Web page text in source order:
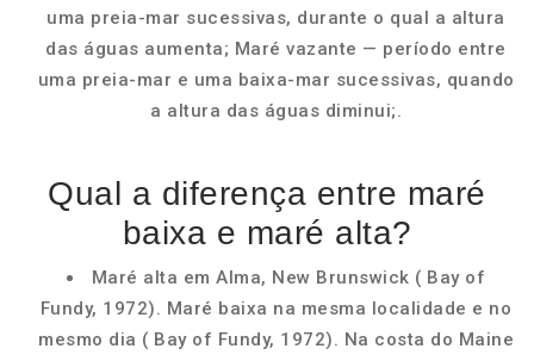
uma preia-mar sucessivas, durante o qual a altura
das águas aumenta; Maré vazante — período entre
uma preia-mar e uma baixa-mar sucessivas, quando
a altura das águas diminui;.
Qual a diferença entre maré
baixa e maré alta?
Maré alta em Alma, New Brunswick ( Bay of
Fundy, 1972). Maré baixa na mesma localidade e no
mesmo dia ( Bay of Fundy, 1972). Na costa do Maine